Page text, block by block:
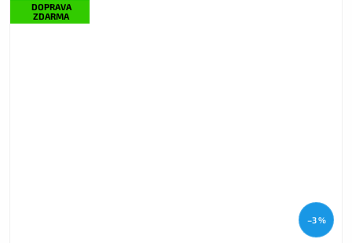
DOPRAVA
ZDARMA
–3 %